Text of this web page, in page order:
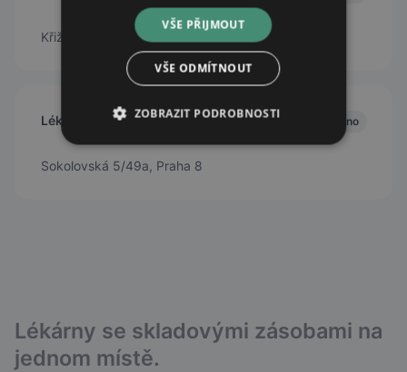
Křižíkova 159/56, Praha 8, 18600
Lékárna Karlín Zavřeno
Sokolovská 5/49a, Praha 8
Lékárny se skladovými zásobami na
jednom místě.
VŠE PŘIJMOUT
VŠE ODMÍTNOUT
ZOBRAZIT PODROBNOSTI